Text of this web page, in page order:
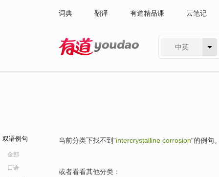
词典 翻译 有道精品课 云笔记
中英
双语例句
全部
口语
当前分类下找不到"intercrystalline corrosion"的例句
或者看看其他分类：